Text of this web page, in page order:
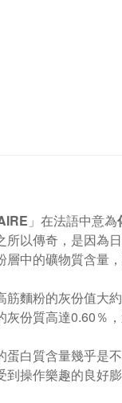
」在法語中意為
所以傳奇，是因為
層中的礦物質含量
筋麵粉的灰份值大
灰份質高達0.60％
蛋白質含量幾乎是
到操作樂趣的良好